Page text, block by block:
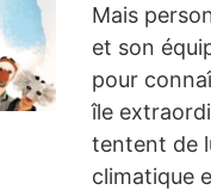
Mais
et son
pour
île
tentent de
climatique